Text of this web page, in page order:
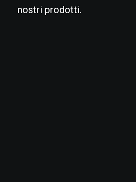
nostri prodotti.